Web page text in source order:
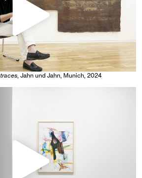
traces, Jahn und Jahn, Munich, 2024